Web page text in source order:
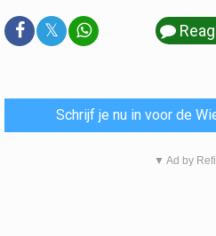
𝕏
Schrijf je nu in voor de
▼ Ad by